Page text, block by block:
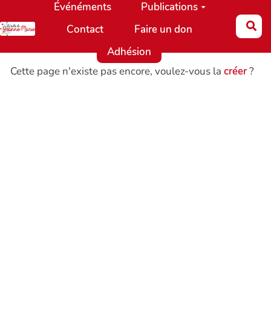
Aller au contenu principal
Événéments
Publications
Contact
Faire un don
Adhésion
Cette page n'existe pas encore, voulez-vous la créer?